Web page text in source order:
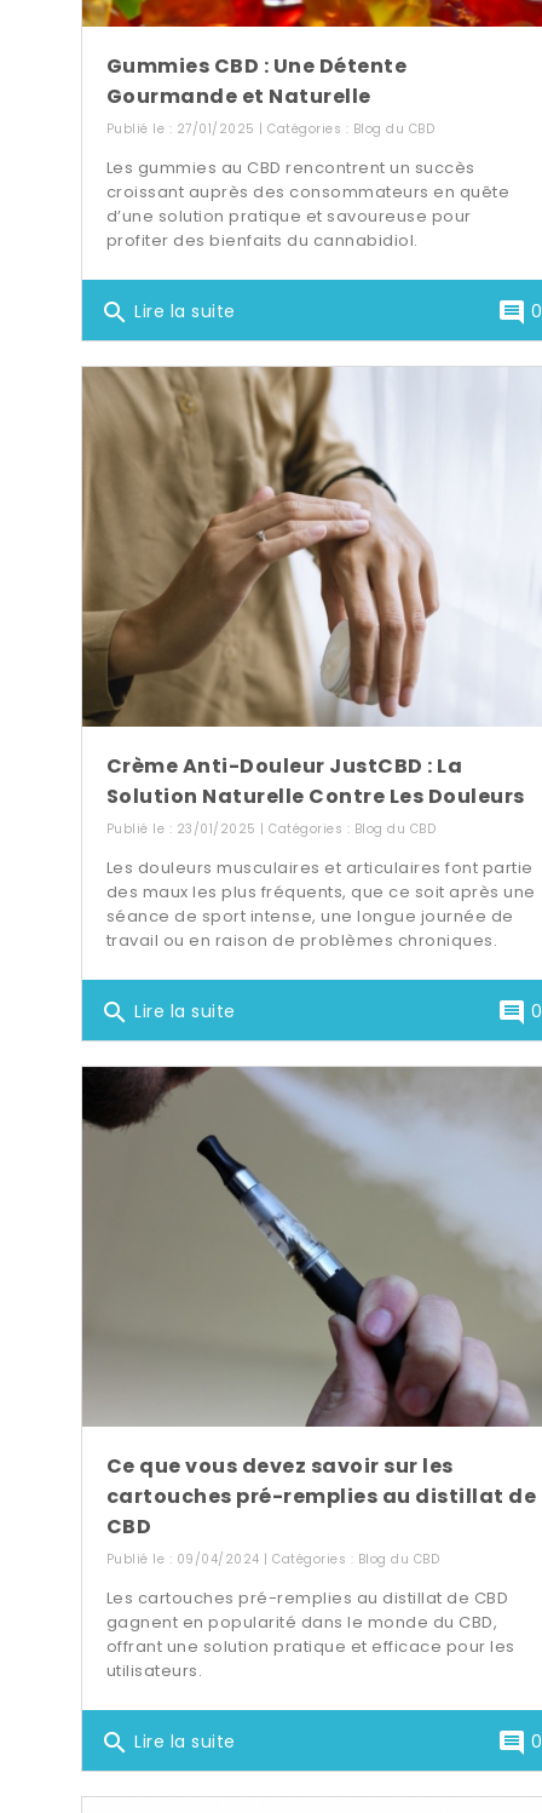
Gummies CBD : Une Détente
Gourmande et Naturelle
Publié le : 27/01/2025 | Catégories : Blog du CBD
Les gummies au CBD rencontrent un succès
croissant auprès des consommateurs en quête
d’une solution pratique et savoureuse pour
profiter des bienfaits du cannabidiol.
search Lire la suite comment 0
Crème Anti-Douleur JustCBD : La
Solution Naturelle Contre Les Douleurs
Publié le : 23/01/2025 | Catégories : Blog du CBD
Les douleurs musculaires et articulaires font partie
des maux les plus fréquents, que ce soit après une
séance de sport intense, une longue journée de
travail ou en raison de problèmes chroniques.
search Lire la suite comment 0
Ce que vous devez savoir sur les
cartouches pré-remplies au distillat de
CBD
Publié le : 09/04/2024 | Catégories : Blog du CBD
Les cartouches pré-remplies au distillat de CBD
gagnent en popularité dans le monde du CBD,
offrant une solution pratique et efficace pour les
utilisateurs.
search Lire la suite comment 0